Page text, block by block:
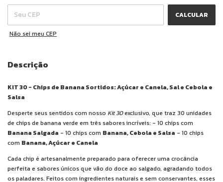
CALCULAR
Não sei meu CEP
Descrição
KIT 30 - Chips de Banana Sortidos: Açúcar e Canela, Sal e Cebola e
Salsa
Desperte seus sentidos com nosso Kit 30exclusivo, que traz 30 unidades
de chips de banana verde em três sabores incríveis: - 10 chips com
Banana Salgada - 10 chips com Banana, Cebola e Salsa - 10 chips
com Banana, Açúcar e Canela
Cada chip é artesanalmente preparado para oferecer uma crocância
perfeita e sabores únicos que vão do doce ao salgado, agradando todos
os paladares. Feitos com ingredientes naturais e sem conservantes, esses